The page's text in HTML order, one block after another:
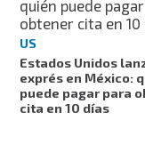
US
Estados Unidos
exprés en México:
puede pagar para
cita en 10 días